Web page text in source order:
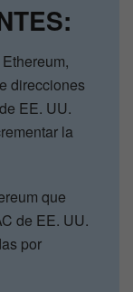
direcciones
EE. UU.
la
que
de EE. UU.
por